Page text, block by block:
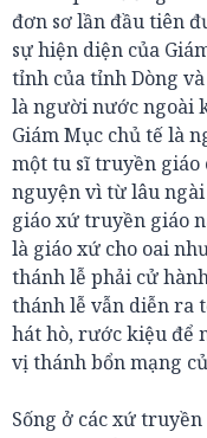
đơn sơ lần đầu tiên
sự hiện diện của
tỉnh của tỉnh Dòng
là người nước ngoài
Giám Mục chủ tế là
một tu sĩ truyền giáo
nguyện vì từ lâu
giáo xứ truyền giáo
là giáo xứ cho oai
thánh lễ phải cử
thánh lễ vẫn diễn ra
hát hò, rước kiệu để
vị thánh bổn mạng
Sống ở các xứ